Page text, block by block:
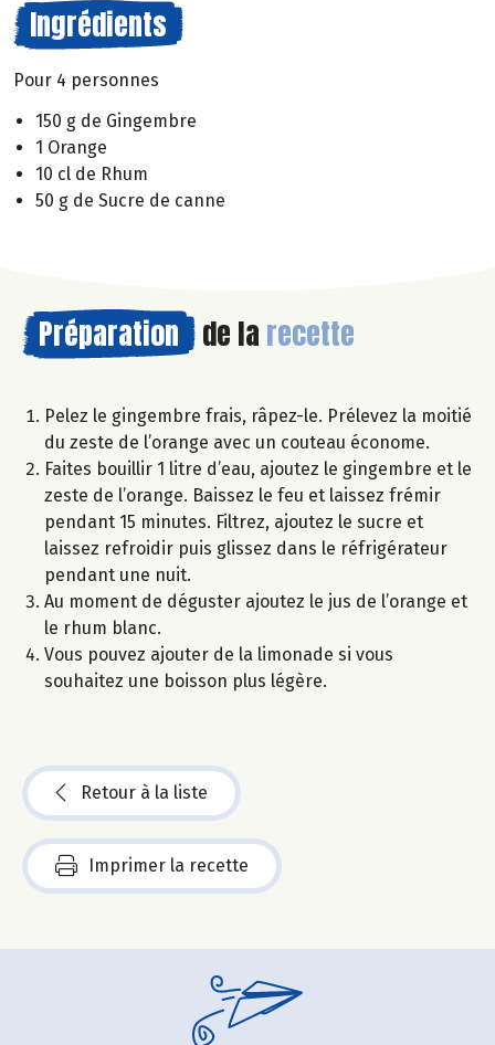
Ingrédients
Pour 4 personnes
150 g de Gingembre
1 Orange
10 cl de Rhum
50 g de Sucre de canne
Préparation de la recette
Pelez le gingembre frais, râpez-le. Prélevez la moitié
du zeste de l’orange avec un couteau économe.
Faites bouillir 1 litre d’eau, ajoutez le gingembre et le
zeste de l’orange. Baissez le feu et laissez frémir
pendant 15 minutes. Filtrez, ajoutez le sucre et
laissez refroidir puis glissez dans le réfrigérateur
pendant une nuit.
Au moment de déguster ajoutez le jus de l’orange et
le rhum blanc.
Vous pouvez ajouter de la limonade si vous
souhaitez une boisson plus légère.
Retour à la liste
Imprimer la recette